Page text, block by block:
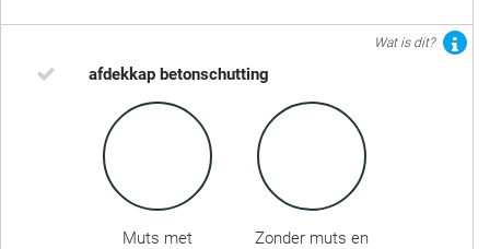
Wat is dit?
afdekkap betonschutting
Muts met
Zonder muts en